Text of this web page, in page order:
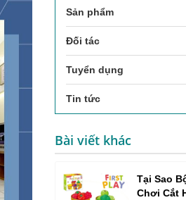
Sản phẩm
Đối tác
Tuyển dụng
Tin tức
Bài viết khác
Tại Sao
Chơi Cắt